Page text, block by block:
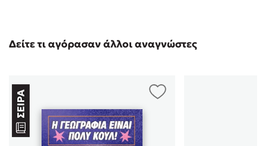
Δείτε τι αγόρασαν άλλοι αναγνώστες